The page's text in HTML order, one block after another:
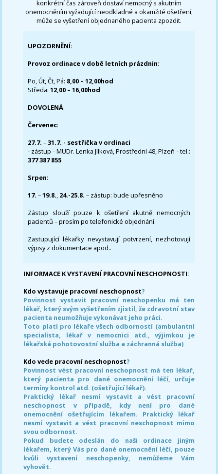
konkrétní čas zároveň dostaví nemocný s akutním
onemocněním vyžadující neodkladné a okamžité ošetření,
může se vyšetření objednaného pacienta zpozdit.
UPOZORNĚNÍ:
Provoz ordinace v době letních prázdnin:
Po, Út, Čt, Pá: 8,00 – 12,00hod
Středa:12,00 – 16,00hod
DOVOLENÁ:
Červenec:
27.7.–31.7. - sestřička v ordinaci
- zástup - MUDr. Lenka Jílková, Prostřední 48, Plzeň - tel.:
377 387 855
Srpen:
17. –19.8., 24.-25.8. – zástup: bude upřesněno
Zástup slouží pouze k ošetření akutně nemocných
pacientů – prosím po telefonické objednání.
Zastupující lékařky nevystavují potvrzení, nezhotovují
výpisy z dokumentace apod..
INFORMACE K VYSTAVENÍ PRACOVNÍ NESCHOPNOSTI:
Kdo vystavuje pracovní neschopnost?
Povinnost vystavit pracovní neschopenku má ten
lékař, který svým vyšetřením zjistil, že zdravotní stav
pacienta neumožňuje vykonávat jeho práci.
Toto platí pro lékaře všech odborností (ambulantní
specialista, lékař v nemocnici atd., výjimkou je
lékařská pohotovostní služba a záchranná služba)
Kdo vede pracovní neschopnost?
Povinnost vést pracovní neschopnost má ten lékař,
který pacienta pro dané onemocnění léčí, určuje
termíny kontrol atd. (ošetřující lékař).
Praktický lékař nesmí vystavit a vést pracovní
neschopnost v případě, kdy není pro dané
onemocnění ošetřujícím lékařem. Praktický lékař
nesmí vystavit a vést pracovní neschopnost mimo
svou odbornost.
Pokud budete odeslán do naši ordinace jiným
lékařem, který Vás pro dané onemocnění léčí, pouze
kvůli vystavení neschopenky, nemůžeme Vám
vyhovět.